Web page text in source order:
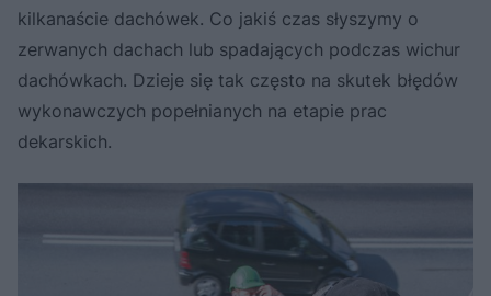
kilkanaście dachówek. Co jakiś czas słyszymy o
zerwanych dachach lub spadających podczas wichur
dachówkach. Dzieje się tak często na skutek błędów
wykonawczych popełnianych na etapie prac
dekarskich.